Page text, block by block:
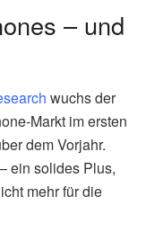
– und
wuchs der
Markt im ersten
dem Vorjahr.
ein solides Plus,
mehr für die